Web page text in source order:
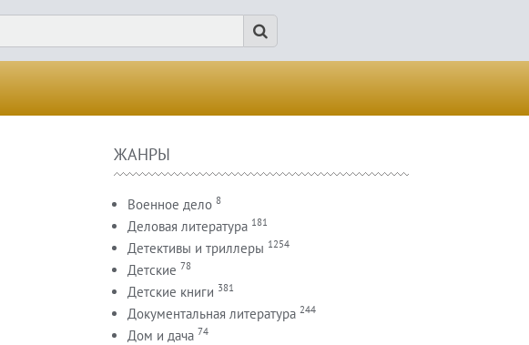
ЖАНРЫ
Военное дело 8
Деловая литература 181
Детективы и триллеры 1254
Детские 78
Детские книги 381
Документальная литература 244
Дом и дача 74